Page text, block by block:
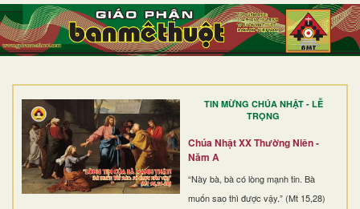
TIN MỪNG CHÚA NHẬT - LỄ
TRỌNG
Chúa Nhật XX Thường Niên -
Năm A
“Này bà, bà có lòng mạnh tin. Bà
muốn sao thì được vậy.” (Mt 15,28)
TRANG NHẤT
GIỚI THIỆU
DÒNG TU
BAN MỤC VỤ
ĐOÀN THỂ CG